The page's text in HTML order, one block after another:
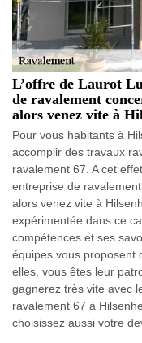
L’offre de Laurot
de ravalement
alors venez vite à
Pour vous habitants à
accomplir des travaux
ravalement 67. A cet
entreprise de
alors venez vite à
expérimentée dans ce
compétences et ses
équipes vous proposent
elles, vous êtes leur
gagnerez très vite avec
ravalement 67 à
choisissez aussi votre